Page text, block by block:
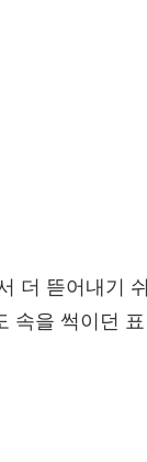
더 뜯어내기
속을 썩이던